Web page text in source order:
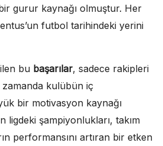
gurur kaynağı olmuştur. Her
futbol tarihindeki yerini
bu başarılar, sadece rakipleri
zamanda kulübün iç
bir motivasyon kaynağı
ligdeki şampiyonlukları, takım
performansını artıran bir etken